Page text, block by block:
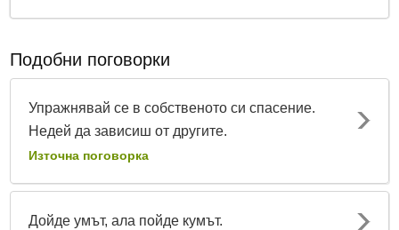
Подобни поговорки
Упражнявай се в собственото си спасение.
Недей да зависиш от другите.
Източна поговорка
Дойде умът, ала пойде кумът.